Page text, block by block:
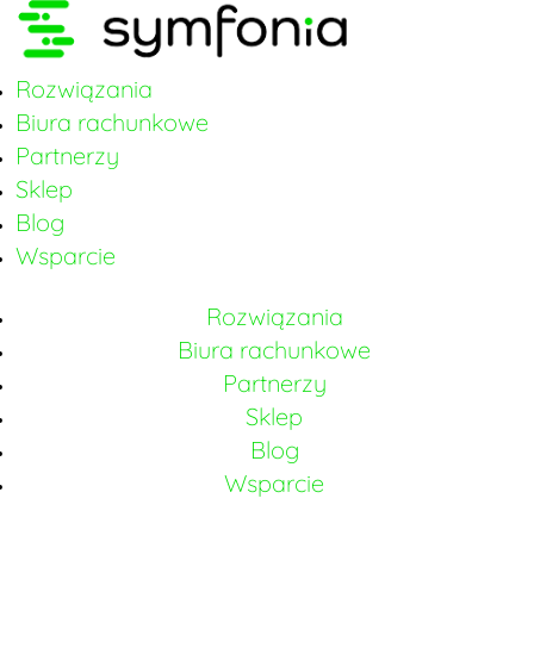
Rozwiązania
Biura rachunkowe
Partnerzy
Sklep
Blog
Wsparcie
Rozwiązania
Biura rachunkowe
Partnerzy
Sklep
Blog
Wsparcie